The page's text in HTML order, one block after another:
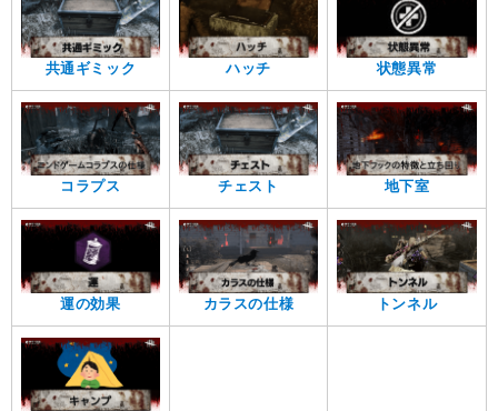
共通ギミック ハッチ 状態異常
コラプス チェスト 地下室
運の効果 カラスの仕様 トンネル